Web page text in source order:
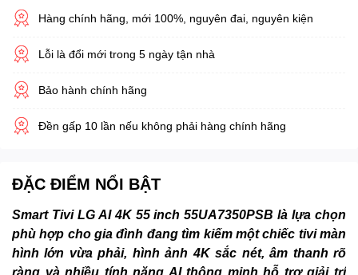
Hàng chính hãng, mới 100%, nguyên đai, nguyên kiện
Lỗi là đổi mới trong 5 ngày tận nhà
Bảo hành chính hãng
Đền gấp 10 lần nếu không phải hàng chính hãng
ĐẶC ĐIỂM NỔI BẬT
Smart Tivi LG AI 4K 55 inch 55UA7350PSB là lựa chọn
phù hợp cho gia đình đang tìm kiếm một chiếc tivi màn
hình lớn vừa phải, hình ảnh 4K sắc nét, âm thanh rõ
ràng và nhiều tính năng AI thông minh hỗ trợ giải trí